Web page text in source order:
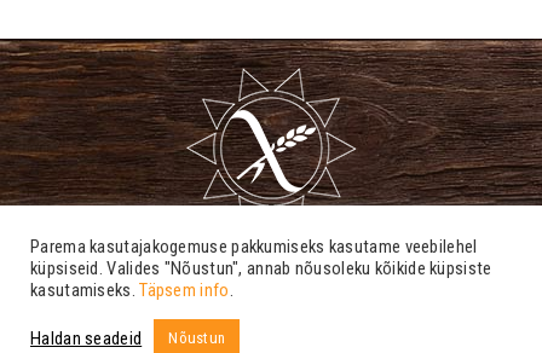
info@tsoliaakia.ee
Parema kasutajakogemuse pakkumiseks kasutame veebilehel
küpsiseid. Valides "Nõustun", annab nõusoleku kõikide küpsiste
kasutamiseks.Täpsem info.
Haldan seadeid Nõustun